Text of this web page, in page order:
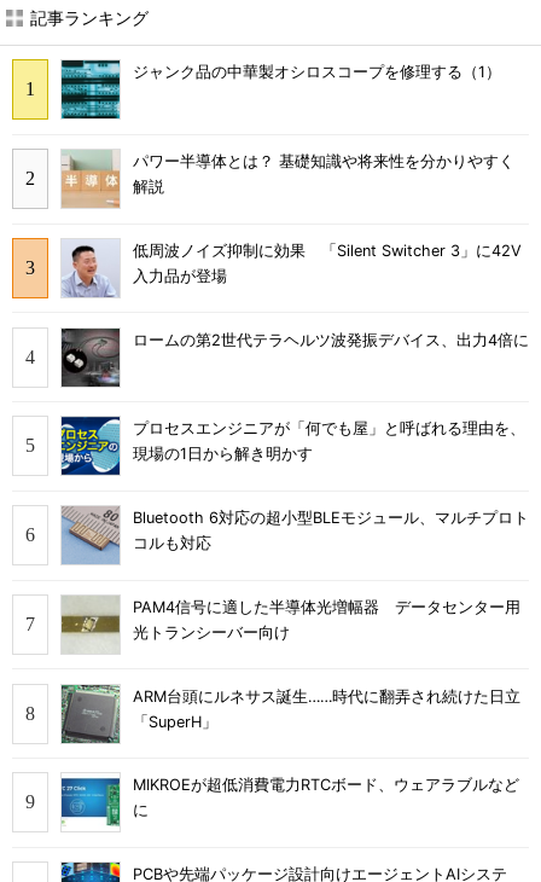
記事ランキング
ジャンク品の中華製オシロスコープを修理する（1）
パワー半導体とは？ 基礎知識や将来性を分かりやすく
解説
低周波ノイズ抑制に効果 「Silent Switcher 3」に42V
入力品が登場
ロームの第2世代テラヘルツ波発振デバイス、出力4倍に
プロセスエンジニアが「何でも屋」と呼ばれる理由を、
現場の1日から解き明かす
Bluetooth 6対応の超小型BLEモジュール、マルチプロト
コルも対応
PAM4信号に適した半導体光増幅器 データセンター用
光トランシーバー向け
ARM台頭にルネサス誕生……時代に翻弄され続けた日立
「SuperH」
MIKROEが超低消費電力RTCボード、ウェアラブルなど
に
PCBや先端パッケージ設計向けエージェントAIシステ